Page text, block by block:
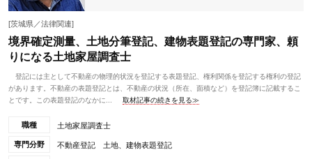
[茨城県／法律関連]
境界確定測量、土地分筆登記、建物表題登記の専門家、頼
りになる土地家屋調査士
登記には主として不動産の物理的状況を登記する表題登記、権利関係を登記する権利の登記
があります。不動産の表題登記とは、不動産の状況（所在、面積など）を登記簿に記載するこ
とです。この表題登記のなかに...
取材記事の続きを見る≫
職種 土地家屋調査士
専門分野 不動産登記 土地、建物表題登記